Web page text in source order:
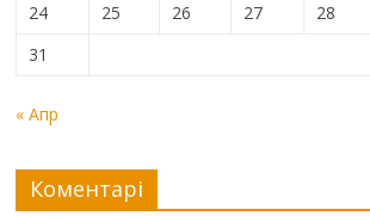
24
25 26 27 28
31
« Апр
Коментарі